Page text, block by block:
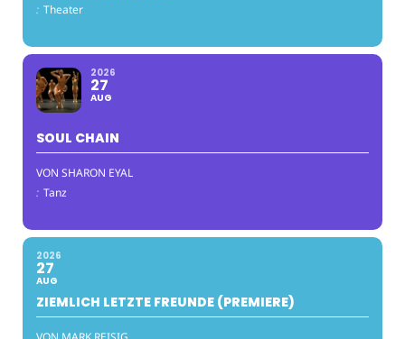
: Theater
2026
27
AUG
SOUL CHAIN
VON SHARON EYAL
: Tanz
2026
27
AUG
ZIEMLICH LETZTE FREUNDE (PREMIERE)